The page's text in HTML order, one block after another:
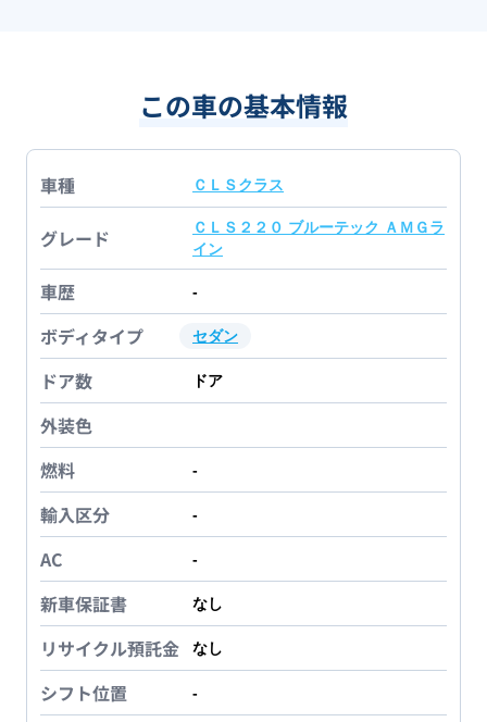
この車の基本情報
車種 ＣＬＳクラス
グレード
ＣＬＳ２２０ ブルーテック ＡＭＧラ
イン
車歴 -
ボディタイプ セダン
ドア数 ドア
外装色
燃料
-
輸入区分 -
AC -
新車保証書 なし
リサイクル預託金 なし
シフト位置 -